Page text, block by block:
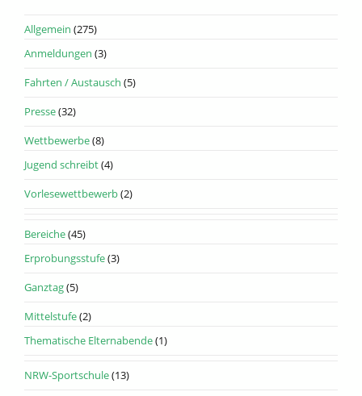
Allgemein (275)
Anmeldungen (3)
Fahrten / Austausch (5)
Presse(32)
Wettbewerbe(8)
Jugend schreibt(4)
Vorlesewettbewerb(2)
Bereiche(45)
Erprobungsstufe(3)
Ganztag(5)
Mittelstufe(2)
Thematische Elternabende(1)
NRW-Sportschule(13)